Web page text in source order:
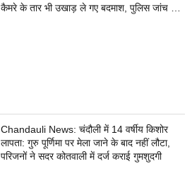
कैमरे के तार भी उखाड़ ले गए बदमाश, पुलिस जांच में
Chandauli News: चंदौली में 14 वर्षीय किशोर
लापता: गुरु पूर्णिमा पर मेला जाने के बाद नहीं लौटा,
परिजनों ने सदर कोतवाली में दर्ज कराई गुमशुदगी